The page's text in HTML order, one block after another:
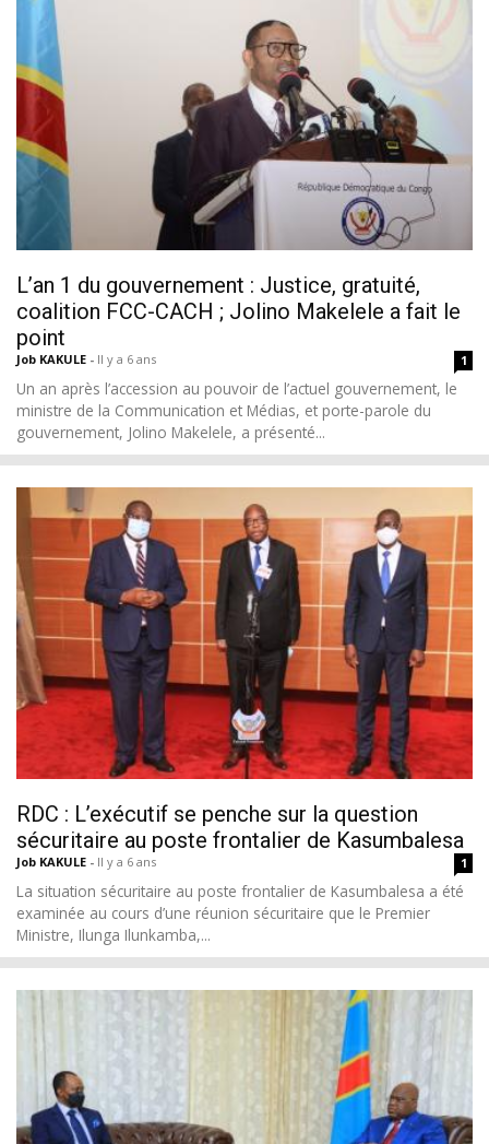
L’an 1 du gouvernement : Justice, gratuité,
coalition FCC-CACH ; Jolino Makelele a fait le
point
Job KAKULE - Il y a 6 ans 1
Un an après l’accession au pouvoir de l’actuel gouvernement, le
ministre de la Communication et Médias, et porte-parole du
gouvernement, Jolino Makelele, a présenté...
RDC : L’exécutif se penche sur la question
sécuritaire au poste frontalier de Kasumbalesa
Job KAKULE - Il y a 6 ans 1
La situation sécuritaire au poste frontalier de Kasumbalesa a été
examinée au cours d’une réunion sécuritaire que le Premier
Ministre, Ilunga Ilunkamba,...